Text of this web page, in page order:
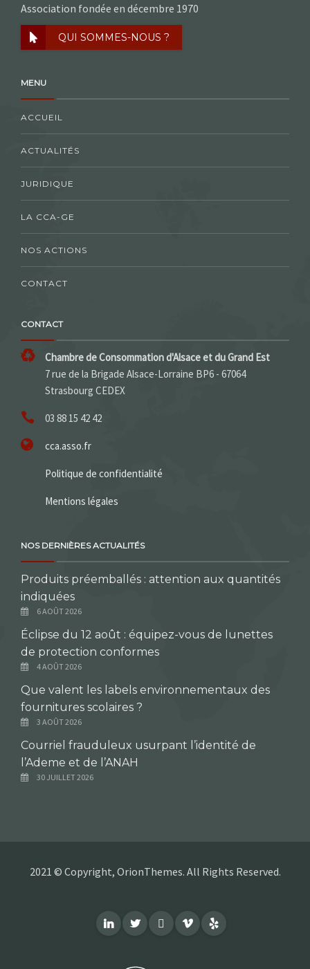
Association fondée en décembre 1970
QUI SOMMES-NOUS ?
MENU
ACCUEIL
ACTUALITÉS
JURIDIQUE
LA CCA-GE
NOS ACTIONS
CONTACT
CONTACT
Chambre de Consommation d'Alsace et du Grand Est
7 rue de la Brigade Alsace-Lorraine BP6 - 67064
Strasbourg CEDEX
03 88 15 42 42
cca.asso.fr
Politique de confidentialité
Mentions légales
NOS DERNIÈRES ACTUALITÉS
Produits préemballés : attention aux quantités
indiquées
6 AOÛT 2026
Éclipse du 12 août : équipez-vous de lunettes
de protection conformes
4 AOÛT 2026
Que valent les labels environnementaux des
fournitures scolaires ?
3 AOÛT 2026
Courriel frauduleux usurpant l’identité de
l’Ademe et de l’ANAH
30 JUILLET 2026
2021 © Copyright, OrionThemes. All Rights Reserved.